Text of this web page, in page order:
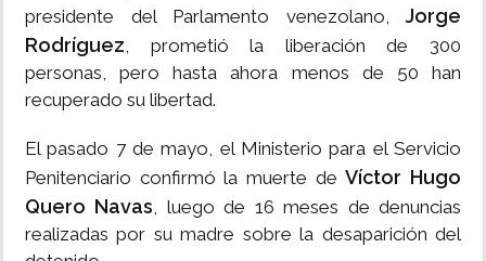
presidente del Parlamento venezolano, Jorge
Rodríguez, prometió la liberación de 300
personas, pero hasta ahora menos de 50 han
recuperado su libertad.
El pasado 7 de mayo, el Ministerio para el Servicio
Penitenciario confirmó la muerte deVíctor Hugo
Quero Navas, luego de 16 meses de denuncias
realizadas por su madre sobre la desaparición del